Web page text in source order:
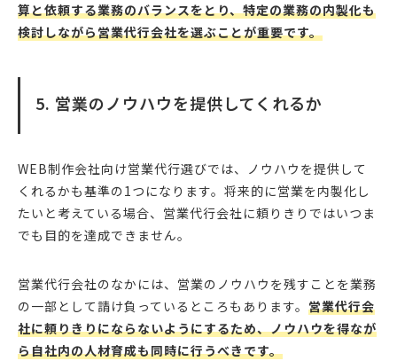
算と依頼する業務のバランスをとり、特定の業務の内製化も
検討しながら営業代行会社を選ぶことが重要です。
5. 営業のノウハウを提供してくれるか
WEB制作会社向け営業代行選びでは、ノウハウを提供して
くれるかも基準の1つになります。将来的に営業を内製化し
たいと考えている場合、営業代行会社に頼りきりではいつま
でも目的を達成できません。
営業代行会社のなかには、営業のノウハウを残すことを業務
の一部として請け負っているところもあります。 営業代行会
社に頼りきりにならないようにするため、ノウハウを得なが
ら自社内の人材育成も同時に行うべきです。